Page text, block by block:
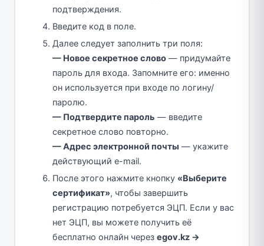
подтверждения.
Введите код в поле.
Далее следует заполнить три поля:
— Новое секретное слово — придумайте
пароль для входа. Запомните его: именно
он используется при входе по логину/
паролю.
— Подтвердите пароль — введите
секретное слово повторно.
— Адрес электронной почты — укажите
действующий e-mail.
После этого нажмите кнопку «Выберите
сертификат», чтобы завершить
регистрацию потребуется ЭЦП. Если у вас
нет ЭЦП, вы можете получить её
бесплатно онлайн через egov.kz →